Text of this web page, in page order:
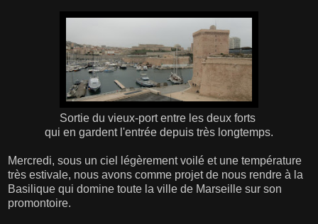
Sortie du vieux-port entre les deux forts
qui en gardent l'entrée depuis très longtemps.
Mercredi, sous un ciel légèrement voilé et une température
très estivale, nous avons comme projet de nous rendre à la
Basilique qui domine toute la ville de Marseille sur son
promontoire.